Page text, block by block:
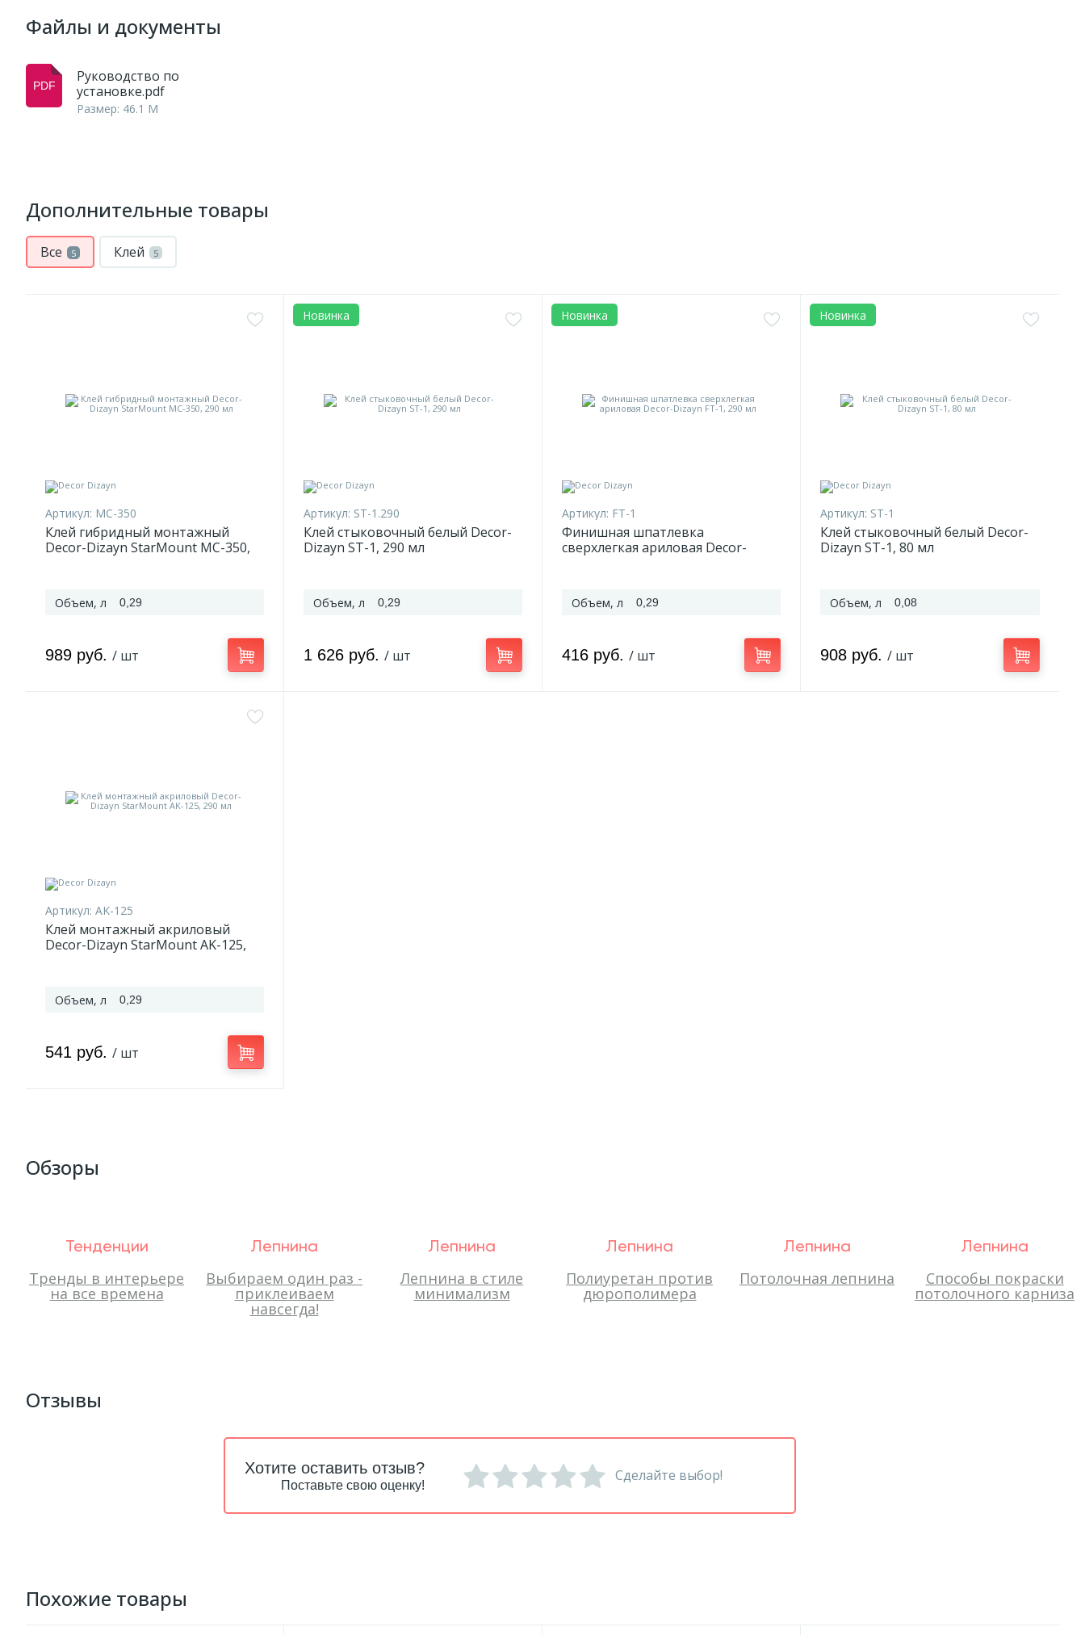
Файлы и документы
Руководство по
установке.pdf
Размер: 46.1 M
Дополнительные товары
Все 5 Клей 5
Артикул: MC-350
Клей гибридный монтажный
Decor-Dizayn StarMount MC-350,
Объем, л 0,29
989 руб. / шт
Новинка
Артикул: ST-1.290
Клей стыковочный белый Decor-
Dizayn ST-1, 290 мл
Объем, л 0,29
1 626 руб. / шт
Новинка
Артикул: FT-1
Финишная шпатлевка
сверхлегкая ариловая Decor-
Объем, л 0,29
416 руб. / шт
Новинка
Артикул: ST-1
Клей стыковочный белый Decor-
Dizayn ST-1, 80 мл
Объем, л 0,08
908 руб. / шт
Артикул: AK-125
Клей монтажный акриловый
Decor-Dizayn StarMount AK-125,
Объем, л 0,29
541 руб. / шт
Обзоры
Тенденции
Тренды в интерьере
на все времена
Лепнина
Выбираем один раз -
приклеиваем
навсегда!
Лепнина
Лепнина в стиле
минимализм
Лепнина
Полиуретан против
дюрополимера
Лепнина
Потолочная лепнина
Лепнина
Способы покраски
потолочного карниза
Отзывы
Хотите оставить отзыв?
Поставьте свою оценку!
Сделайте выбор!
Похожие товары